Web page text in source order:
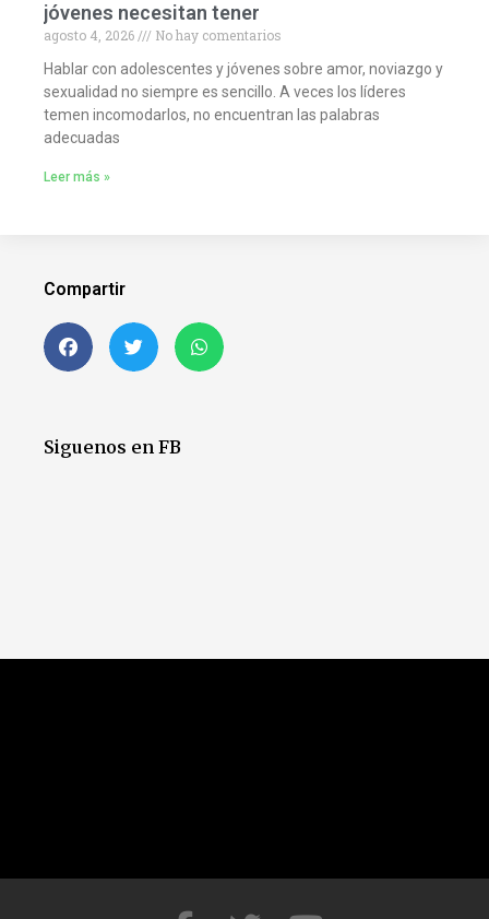
jóvenes necesitan tener
agosto 4, 2026
No hay comentarios
Hablar con adolescentes y jóvenes sobre amor, noviazgo y
sexualidad no siempre es sencillo. A veces los líderes
temen incomodarlos, no encuentran las palabras
adecuadas
Leer más »
Compartir
Siguenos en FB